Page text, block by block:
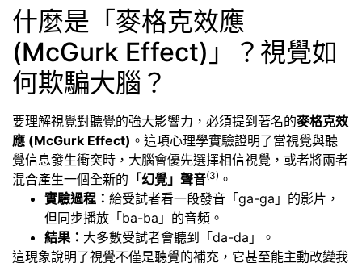
什麼是「麥格克效應
(McGurk Effect)」？視覺如
何欺騙大腦？
要理解視覺對聽覺的強大影響力，必須提到著名的麥格克效
應 (McGurk Effect) 。這項心理學實驗證明了當視覺與聽
覺信息發生衝突時，大腦會優先選擇相信視覺，或者將兩者
混合產生一個全新的 「幻覺」聲音(3) 。
實驗過程： 給受試者看一段發音「ga-ga」的影片，
但同步播放「ba-ba」的音頻。
結果： 大多數受試者會聽到「da-da」。
這現象說明了視覺不僅是聽覺的補充，它甚至能主動改變我